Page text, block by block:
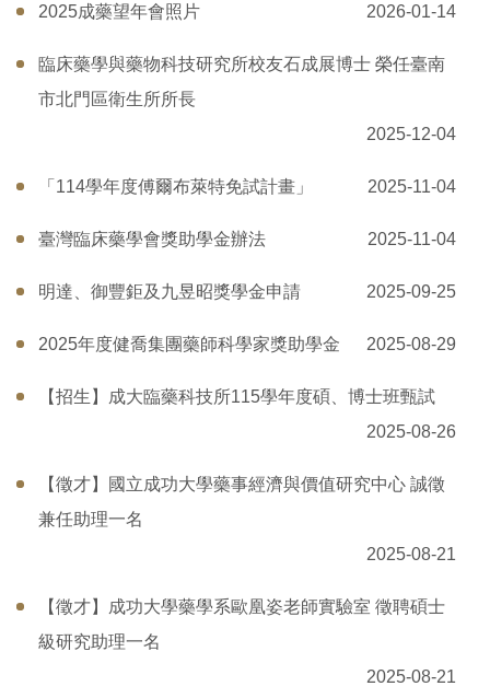
2025成藥望年會照片 2026-01-14
臨床藥學與藥物科技研究所校友石成展博士 榮任臺南
市北門區衛生所所長
2025-12-04
「114學年度傅爾布萊特免試計畫」 2025-11-04
臺灣臨床藥學會獎助學金辦法 2025-11-04
明達、御豐鉅及九昱昭獎學金申請 2025-09-25
2025年度健喬集團藥師科學家獎助學金 2025-08-29
【招生】成大臨藥科技所115學年度碩、博士班甄試
2025-08-26
【徵才】國立成功大學藥事經濟與價值研究中心 誠徵
兼任助理一名
2025-08-21
【徵才】成功大學藥學系歐凰姿老師實驗室 徵聘碩士
級研究助理一名
2025-08-21